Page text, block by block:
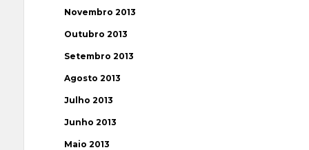
Novembro 2013
Outubro 2013
Setembro 2013
Agosto 2013
Julho 2013
Junho 2013
Maio 2013